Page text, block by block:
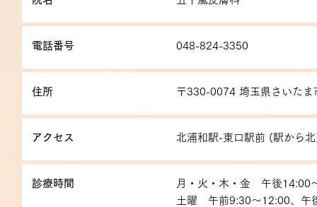
電話番号 048-824-3350
住所 〒330-0074 埼玉県さいた
アクセス 北浦和駅-東口駅前 (駅から
診療時間
月・火・木・金 午後14:00
土曜 午前9:30～12:00、午